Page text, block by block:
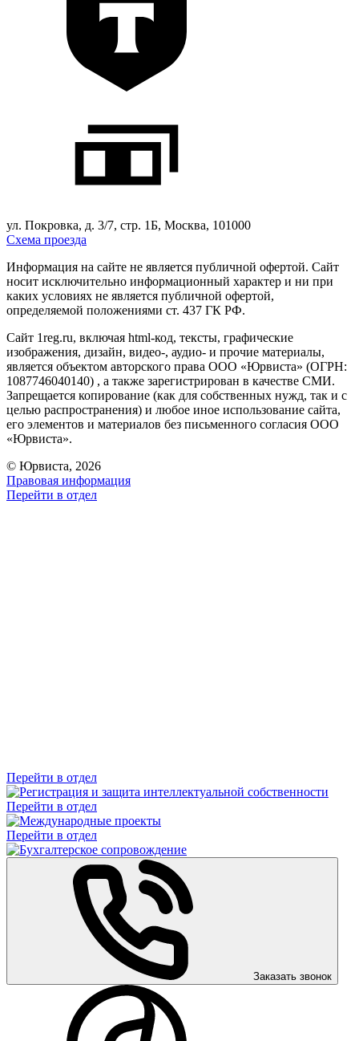
ул. Покровка, д. 3/7, стр. 1Б, Москва, 101000
Схема проезда
Информация на сайте не является публичной офертой. Cайт
носит исключительно информационный характер и ни при
каких условиях не является публичной офертой,
определяемой положениями ст. 437 ГК РФ.
Сайт 1reg.ru, включая html-код, тексты, графические
изображения, дизайн, видео-, аудио- и прочие материалы,
является объектом авторского права ООО «Юрвиста» (ОГРН:
1087746040140) , а также зарегистрирован в качестве СМИ.
Запрещается копирование (как для собственных нужд, так и с
целью распространения) и любое иное использование сайта,
его элементов и материалов без письменного согласия ООО
«Юрвиста».
© Юрвиста, 2026
Правовая информация
Перейти в отдел
Перейти в отдел
Перейти в отдел
Перейти в отдел
Заказать звонок